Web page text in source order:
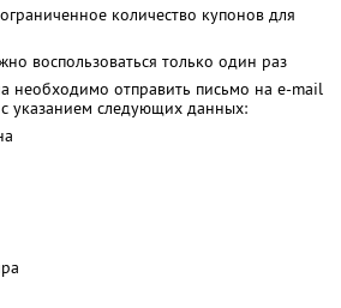
количество купонов для
воспользоваться только один раз
необходимо отправить письмо на e-mail
с указанием следующих данных: